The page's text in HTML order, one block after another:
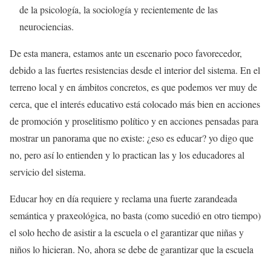
de la psicología, la sociología y recientemente de las
neurociencias.
De esta manera, estamos ante un escenario poco favorecedor,
debido a las fuertes resistencias desde el interior del sistema. En el
terreno local y en ámbitos concretos, es que podemos ver muy de
cerca, que el interés educativo está colocado más bien en acciones
de promoción y proselitismo político y en acciones pensadas para
mostrar un panorama que no existe: ¿eso es educar? yo digo que
no, pero así lo entienden y lo practican las y los educadores al
servicio del sistema.
Educar hoy en día requiere y reclama una fuerte zarandeada
semántica y praxeológica, no basta (como sucedió en otro tiempo)
el solo hecho de asistir a la escuela o el garantizar que niñas y
niños lo hicieran. No, ahora se debe de garantizar que la escuela